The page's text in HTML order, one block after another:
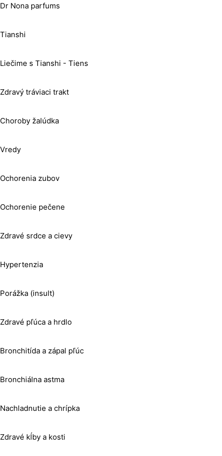
Dr Nona parfums
Tianshi
Liečime s Tianshi - Tiens
Zdravý tráviaci trakt
Choroby žalúdka
Vredy
Ochorenia zubov
Ochorenie pečene
Zdravé srdce a cievy
Hypertenzia
Porážka (insult)
Zdravé pľúca a hrdlo
Bronchitída a zápal pľúc
Bronchiálna astma
Nachladnutie a chrípka
Zdravé kĺby a kosti